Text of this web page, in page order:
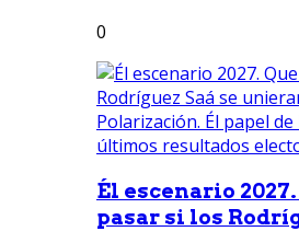
0
Él escenario
pasar si los